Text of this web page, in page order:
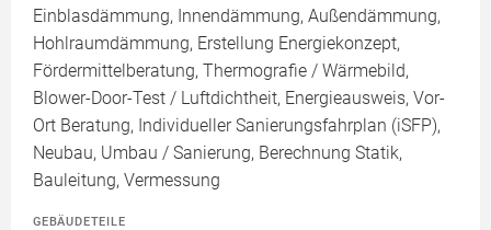
Einblasdämmung, Innendämmung, Außendämmung,
Hohlraumdämmung, Erstellung Energiekonzept,
Fördermittelberatung, Thermografie / Wärmebild,
Blower-Door-Test / Luftdichtheit, Energieausweis, Vor-
Ort Beratung, Individueller Sanierungsfahrplan (iSFP),
Neubau, Umbau / Sanierung, Berechnung Statik,
Bauleitung, Vermessung
GEBÄUDETEILE